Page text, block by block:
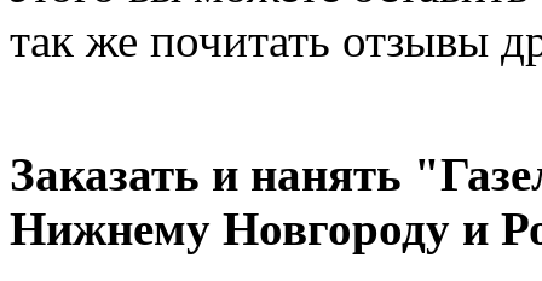
так же почитать отзывы
Заказать и нанять
Нижнему Новгороду и